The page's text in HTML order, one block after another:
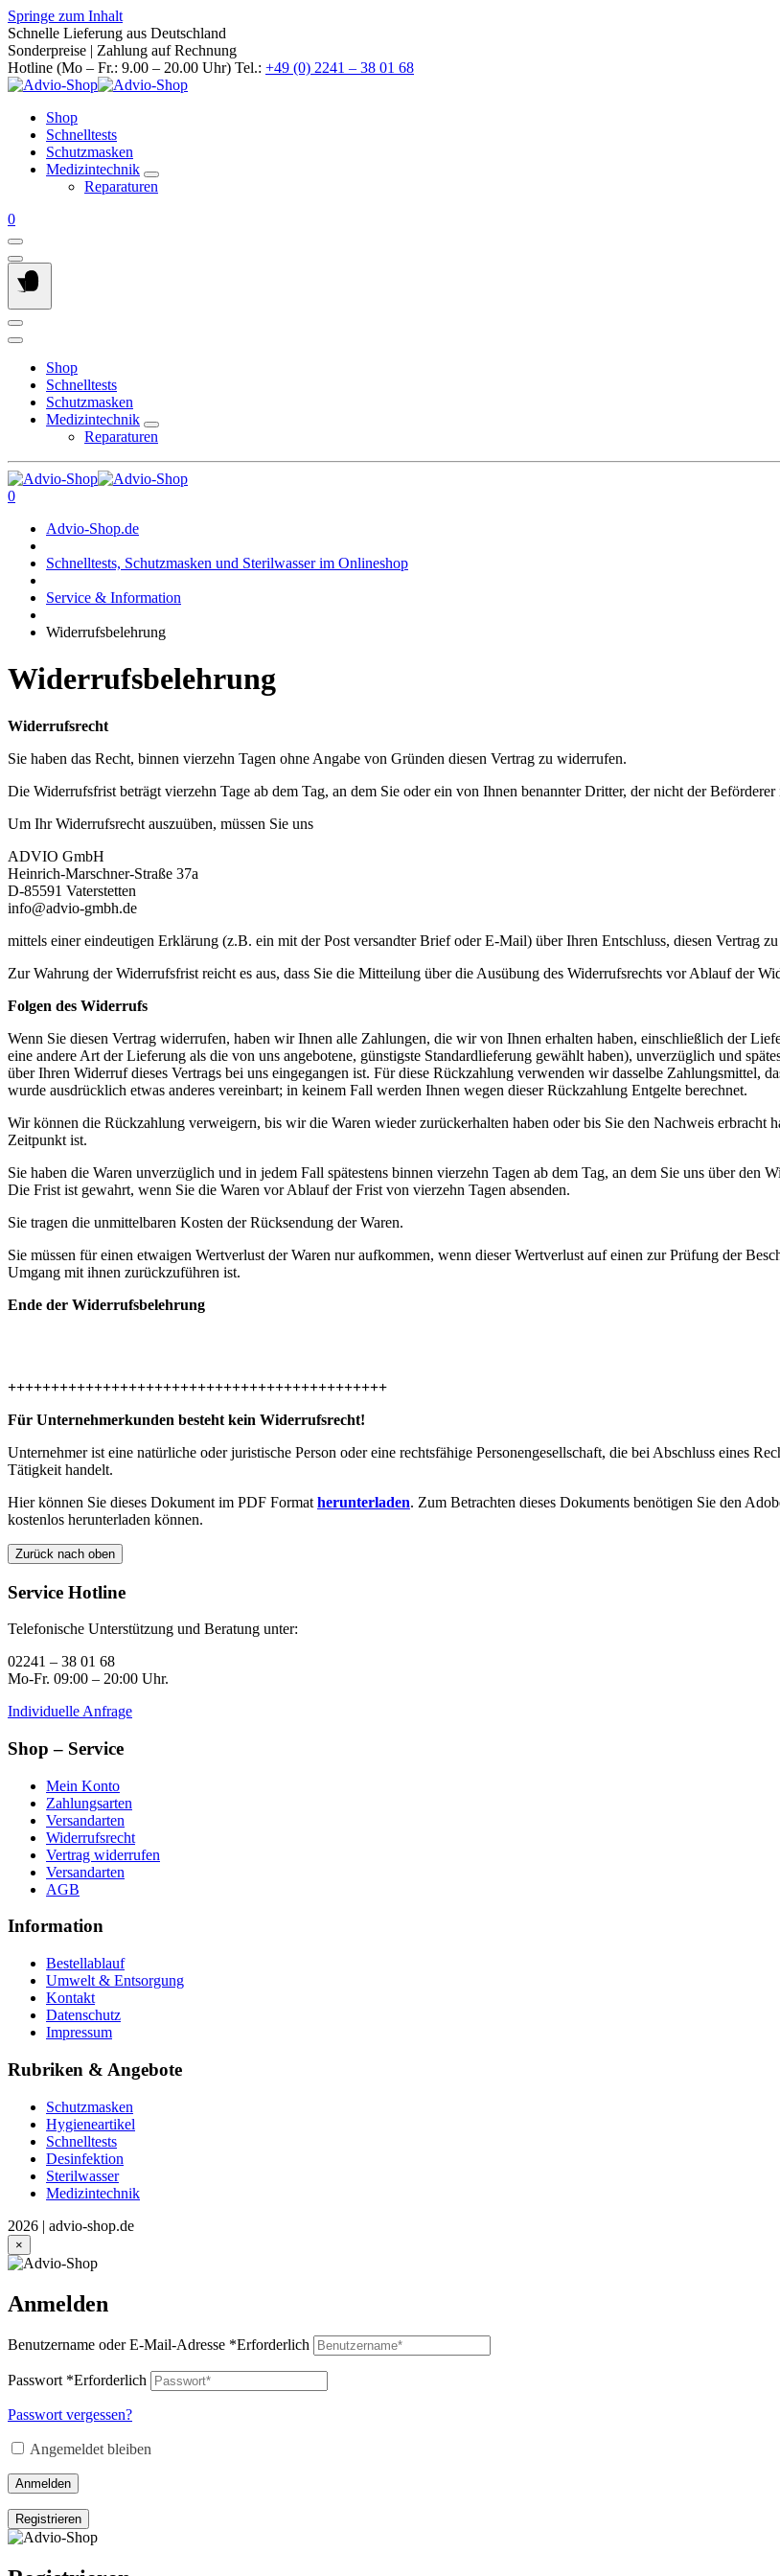
Springe zum Inhalt
Schnelle Lieferung aus Deutschland
Sonderpreise | Zahlung auf Rechnung
Hotline (Mo – Fr.: 9.00 – 20.00 Uhr) Tel.: +49 (0) 2241 – 38 01 68
Shop
Schnelltests
Schutzmasken
Medizintechnik
Reparaturen
0
Shop
Schnelltests
Schutzmasken
Medizintechnik
Reparaturen
0
Advio-Shop.de
Schnelltests, Schutzmasken und Sterilwasser im Onlineshop
Service & Information
Widerrufsbelehrung
Widerrufsbelehrung
Widerrufsrecht
Sie haben das Recht, binnen vierzehn Tagen ohne Angabe von Gründen diesen Vertrag zu widerrufen.
Die Widerrufsfrist beträgt vierzehn Tage ab dem Tag, an dem Sie oder ein von Ihnen benannter Dritter, der nicht der
Um Ihr Widerrufsrecht auszuüben, müssen Sie uns
ADVIO GmbH
Heinrich-Marschner-Straße 37a
D-85591 Vaterstetten
info@advio-gmbh.de
mittels einer eindeutigen Erklärung (z.B. ein mit der Post versandter Brief oder E-Mail) über Ihren Entschluss, diesen Vertrag
Zur Wahrung der Widerrufsfrist reicht es aus, dass Sie die Mitteilung über die Ausübung des Widerrufsrechts vor Ablauf der
Folgen des Widerrufs
Wenn Sie diesen Vertrag widerrufen, haben wir Ihnen alle Zahlungen, die wir von Ihnen erhalten haben, einschließlich der
eine andere Art der Lieferung als die von uns angebotene, günstigste Standardlieferung gewählt haben), unverzüglich und
über Ihren Widerruf dieses Vertrags bei uns eingegangen ist. Für diese Rückzahlung verwenden wir dasselbe Zahlungsmittel,
wurde ausdrücklich etwas anderes vereinbart; in keinem Fall werden Ihnen wegen dieser Rückzahlung Entgelte berechnet.
Wir können die Rückzahlung verweigern, bis wir die Waren wieder zurückerhalten haben oder bis Sie den Nachweis erbracht
Zeitpunkt ist.
Sie haben die Waren unverzüglich und in jedem Fall spätestens binnen vierzehn Tagen ab dem Tag, an dem Sie uns über den
Die Frist ist gewahrt, wenn Sie die Waren vor Ablauf der Frist von vierzehn Tagen absenden.
Sie tragen die unmittelbaren Kosten der Rücksendung der Waren.
Sie müssen für einen etwaigen Wertverlust der Waren nur aufkommen, wenn dieser Wertverlust auf einen zur Prüfung der
Umgang mit ihnen zurückzuführen ist.
Ende der Widerrufsbelehrung
++++++++++++++++++++++++++++++++++++++++++++
Für Unternehmerkunden besteht kein Widerrufsrecht!
Unternehmer ist eine natürliche oder juristische Person oder eine rechtsfähige Personengesellschaft, die bei Abschluss eines
Tätigkeit handelt.
Hier können Sie dieses Dokument im PDF Format herunterladen. Zum Betrachten dieses Dokuments benötigen Sie den
kostenlos herunterladen können.
Zurück nach oben
Service Hotline
Telefonische Unterstützung und Beratung unter:
02241 – 38 01 68
Mo-Fr. 09:00 – 20:00 Uhr.
Individuelle Anfrage
Shop – Service
Mein Konto
Zahlungsarten
Versandarten
Widerrufsrecht
Vertrag widerrufen
Versandarten
AGB
Information
Bestellablauf
Umwelt & Entsorgung
Kontakt
Datenschutz
Impressum
Rubriken & Angebote
Schutzmasken
Hygieneartikel
Schnelltests
Desinfektion
Sterilwasser
Medizintechnik
2026 | advio-shop.de
×
Anmelden
Benutzername oder E-Mail-Adresse *Erforderlich
Passwort *Erforderlich
Passwort vergessen?
Angemeldet bleiben
Anmelden
Registrieren